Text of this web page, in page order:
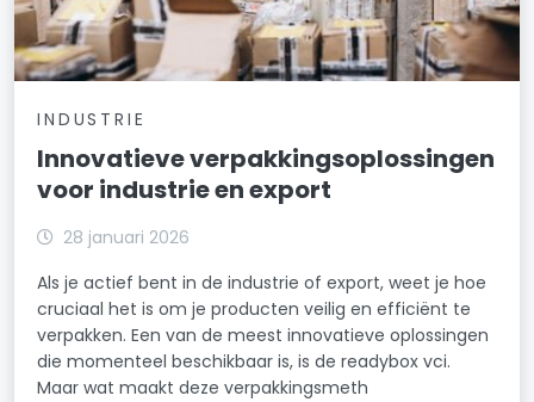
INDUSTRIE
Innovatieve verpakkingsoplossingen
voor industrie en export
28 januari 2026
Als je actief bent in de industrie of export, weet je hoe
cruciaal het is om je producten veilig en efficiënt te
verpakken. Een van de meest innovatieve oplossingen
die momenteel beschikbaar is, is de readybox vci.
Maar wat maakt deze verpakkingsmeth